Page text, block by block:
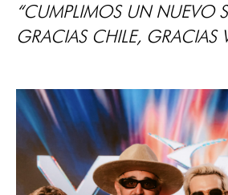
“CUMPLIMOS UN NUEVO
GRACIAS CHILE, GRACIAS